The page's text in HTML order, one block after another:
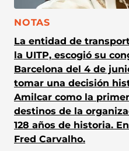
CATEGORÍA:
NOTAS
La entidad de
la UITP, escogió su
Barcelona del 4 de
tomar una decisión
Amilcar como la
destinos de la
128 años de historia.
Fred Carvalho.